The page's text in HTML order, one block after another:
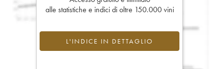
alle statistiche e indici di oltre 150.000 vini
L'INDICE IN DETTAGLIO